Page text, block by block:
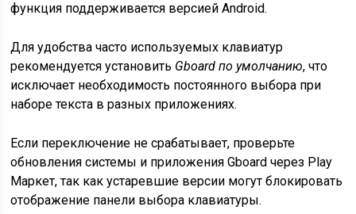
функция поддерживается версией Android.
Для удобства часто используемых клавиатур
рекомендуется установить Gboard по умолчанию, что
исключает необходимость постоянного выбора при
наборе текста в разных приложениях.
Если переключение не срабатывает, проверьте
обновления системы и приложения Gboard через Play
Маркет, так как устаревшие версии могут блокировать
отображение панели выбора клавиатуры.